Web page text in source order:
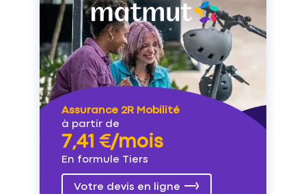
Assurance 2R Mobilité
à partir de
7,41 €/mois
En formule Tiers
Votre devis en ligne